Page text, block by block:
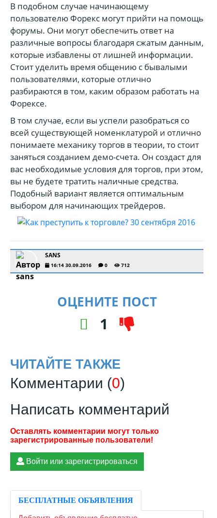
В подобном случае начинающему
пользователю Форекс могут прийти на помощь
форумы. Они могут обеспечить ответ на
различные вопросы благодаря сжатым данным,
которые избавлены от лишней информации.
Стоит уделить время общению с бывалыми
пользователями, которые отлично
разбираются в том, каким образом работать на
Форексе.
В том случае, если вы успели разобраться со
всей существующей номенклатурой и отлично
понимаете механику торгов в теории, то стоит
заняться созданием демо-счета. Он создаст для
вас необходимые условия для торгов, при этом,
вы не будете тратить наличные средства.
Подобный вариант является оптимальным
выбором для начинающих трейдеров.
SANS
16:14 30.09.2016 0 712
ОЦЕНИТЕ ПОСТ
1
ЧИТАЙТЕ ТАКЖЕ
Комментарии (0)
Написать комментарий
Войти или зарегистрироваться
БЕСПЛАТНЫЕ ОБЪЯВЛЕНИЯ